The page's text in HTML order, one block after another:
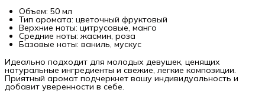
Объем: 50 мл
Тип аромата: цветочный фруктовый
Верхние ноты: цитрусовые, манго
Средние ноты: жасмин, роза
Базовые ноты: ваниль, мускус
Идеально подходит для молодых девушек, ценящих
натуральные ингредиенты и свежие, легкие композиции.
Приятный аромат подчеркнет вашу индивидуальность и
добавит уверенности в себе.